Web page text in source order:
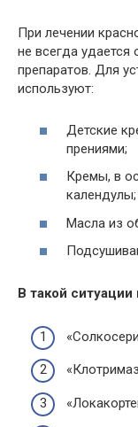
При лечении
не всегда
препаратов. Для
используют:
Детские
прениями;
Кремы, в
календулы;
Масла из
В такой